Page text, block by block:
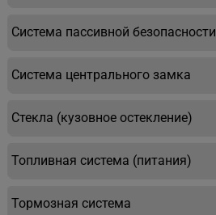
Система пассивной безопасности
Система центрального замка
Стекла (кузовное остекление)
Топливная система (питания)
Тормозная система